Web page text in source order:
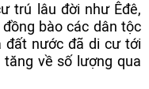
trú lâu đời như Êđê,
bào các dân tộc
đất nước đã di cư tới
tăng về số lượng qua